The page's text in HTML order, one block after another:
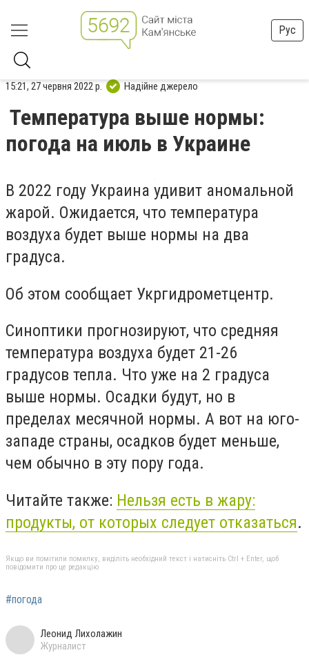
Рус
15:21, 27 червня 2022 р. Надійне джерело
Температура выше нормы:
погода на июль в Украине
В 2022 году Украина удивит аномальной
жарой. Ожидается, что температура
воздуха будет выше нормы на два
градуса.
Об этом сообщает Укргидрометцентр.
Синоптики прогнозируют, что средняя
температура воздуха будет 21-26
градусов тепла. Что уже на 2 градуса
выше нормы. Осадки будут, но в
пределах месячной нормы. А вот на юго-
западе страны, осадков будет меньше,
чем обычно в эту пору года.
Читайте также: Нельзя есть в жару:
продукты, от которых следует отказаться.
Якщо ви помітили помилку, виділіть необхідний текст і натисніть Ctrl + Enter, щоб
повідомити про це редакцію
#погода
Леонид Лихолажин
Журналист